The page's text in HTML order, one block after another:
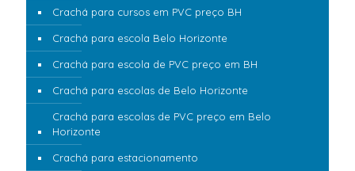
Crachá para cursos em PVC preço BH
Crachá para escola Belo Horizonte
Crachá para escola de PVC preço em BH
Crachá para escolas de Belo Horizonte
Crachá para escolas de PVC preço em Belo
Horizonte
Crachá para estacionamento